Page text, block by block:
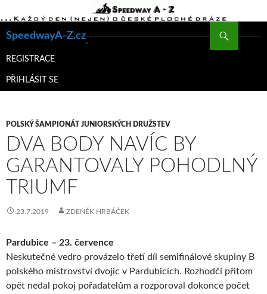
SpeedwayA-Z.cz
K
WEBU
REGISTRACE
PŘIHLÁSIT SE
POLSKÝ ŠAMPIONÁT JUNIORSKÝCH DRUŽSTEV
DVA BODY NAVÍC BY
GARANTOVALY POHODLNÝ
TRIUMF
23.7.2019 ZDENĚK HRBÁČEK
Pardubice – 23. července
Neskutečné vedro provázelo třetí díl semifinálové skupiny B
polského mistrovství dvojic v Pardubicích. Rozhodčí přitom
opět nedal pokoj pořadatelům a rozporoval dokonce počet